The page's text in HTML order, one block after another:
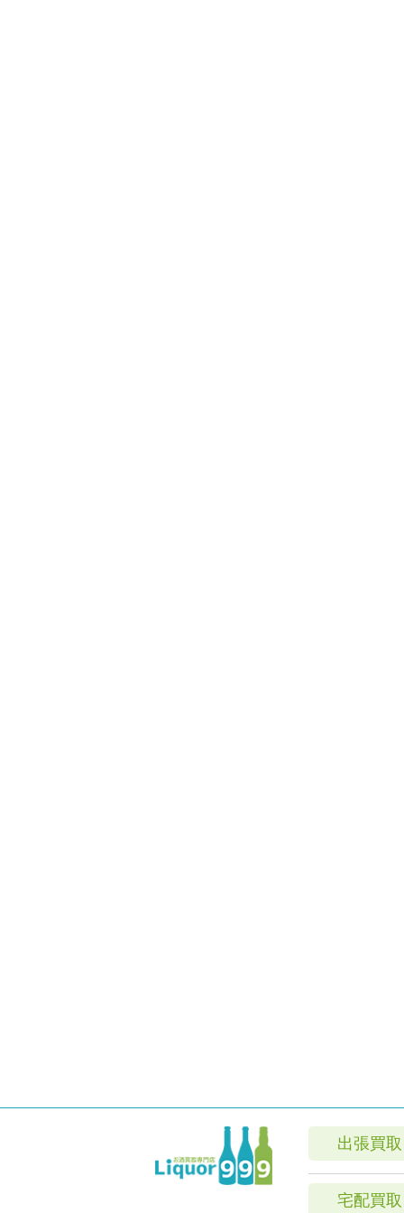
出張買取
宅配買取